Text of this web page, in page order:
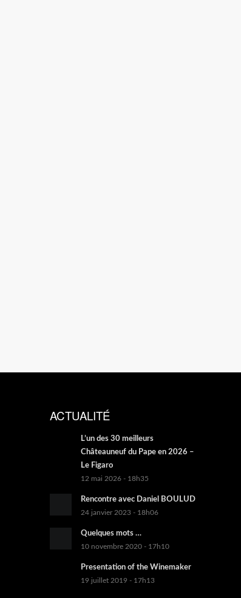
ACTUALITÉ
L’un des 30 meilleurs
Châteauneuf du Pape en 2026 –
Le Figaro
12 mai 2026 - 18h35
Rencontre avec Daniel BOULUD
24 janvier 2023 - 18h06
Quelques mots …
10 novembre 2020 - 17h10
Presentation of the Winemaker
19 juillet 2019 - 17h13